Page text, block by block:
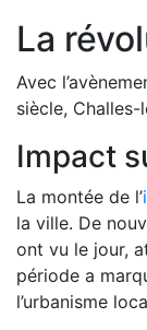
La
Avec
siècle,
Impact
La montée de l’
la ville. De
ont vu le jour,
période a
l’urbanisme